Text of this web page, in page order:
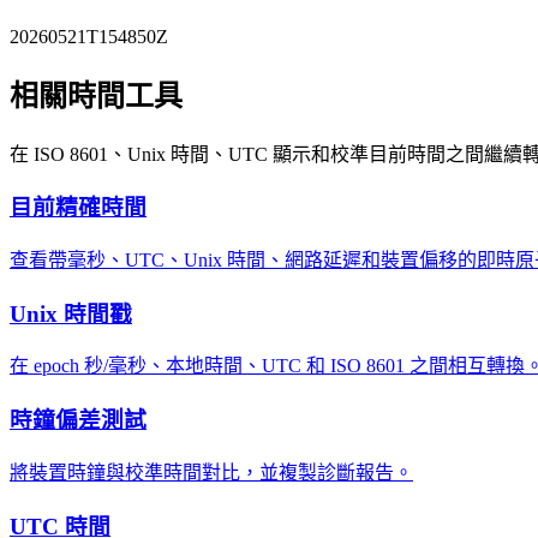
20260521T154850Z
相關時間工具
在 ISO 8601、Unix 時間、UTC 顯示和校準目前時間之間繼續
目前精確時間
查看帶毫秒、UTC、Unix 時間、網路延遲和裝置偏移的即時原
Unix 時間戳
在 epoch 秒/毫秒、本地時間、UTC 和 ISO 8601 之間相互轉換。
時鐘偏差測試
將裝置時鐘與校準時間對比，並複製診斷報告。
UTC 時間